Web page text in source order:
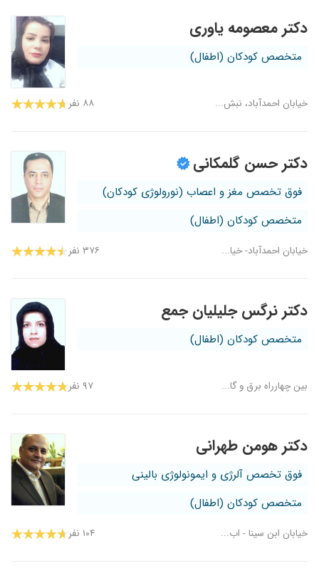
دکتر معصومه یاوری
متخصص کودکان (اطفال)
خیابان احمدآباد، نبش... ۸۸ نفر
دکتر حسن گلمکانی
فوق تخصص مغز و اعصاب (نورولوژی کودکان)
متخصص کودکان (اطفال)
خیابان احمدآباد- خیا... ۳۷۶ نفر
دکتر نرگس جلیلیان جمع
متخصص کودکان (اطفال)
بین چهارراه برق و گا... ۹۷ نفر
دکتر هومن طهرانی
فوق تخصص آلرژی و ایمونولوژی بالینی
متخصص کودکان (اطفال)
خیابان ابن سینا - اب... ۱۰۴ نفر